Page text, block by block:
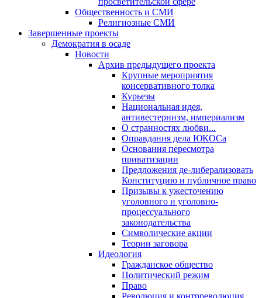
Общественность и СМИ
Религиозные СМИ
Завершенные проекты
Демократия в осаде
Новости
Архив предыдущего проекта
Крупные мероприятия
консервативного толка
Курьезы
Национальная идея,
антивестернизм, империализм
О странностях любви...
Оправдания дела ЮКОСа
Основания пересмотра
приватизации
Предложения де-либерализовать
Конституцию и публичное право
Призывы к ужесточению
уголовного и уголовно-
процессуального
законодательства
Символические акции
Теории заговора
Идеология
Гражданское общество
Политический режим
Право
Революция и контрреволюция